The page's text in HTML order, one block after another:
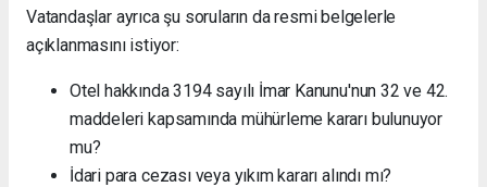
Vatandaşlar ayrıca şu soruların da resmi belgelerle
açıklanmasını istiyor:
Otel hakkında 3194 sayılı İmar Kanunu'nun 32 ve 42.
maddeleri kapsamında mühürleme kararı bulunuyor
mu?
İdari para cezası veya yıkım kararı alındı mı?